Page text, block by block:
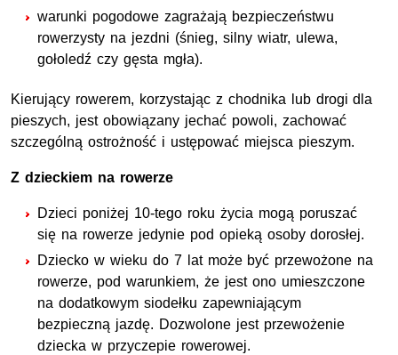
warunki pogodowe zagrażają bezpieczeństwu
rowerzysty na jezdni (śnieg, silny wiatr, ulewa,
gołoledź czy gęsta mgła).
Kierujący rowerem, korzystając z chodnika lub drogi dla
pieszych, jest obowiązany jechać powoli, zachować
szczególną ostrożność i ustępować miejsca pieszym.
Z dzieckiem na rowerze
Dzieci poniżej 10-tego roku życia mogą poruszać
się na rowerze jedynie pod opieką osoby dorosłej.
Dziecko w wieku do 7 lat może być przewożone na
rowerze, pod warunkiem, że jest ono umieszczone
na dodatkowym siodełku zapewniającym
bezpieczną jazdę. Dozwolone jest przewożenie
dziecka w przyczepie rowerowej.